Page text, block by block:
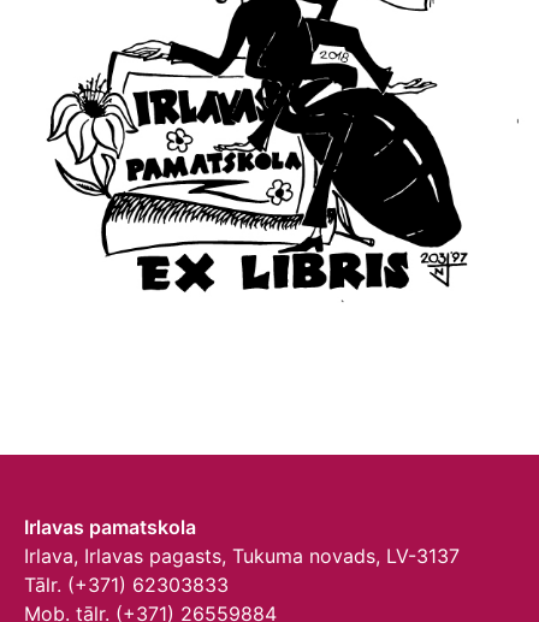
Irlavas pamatskola
Irlava, Irlavas pagasts, Tukuma novads, LV-3137
Tālr. (+371) 62303833
Mob. tālr. (+371) 26559884